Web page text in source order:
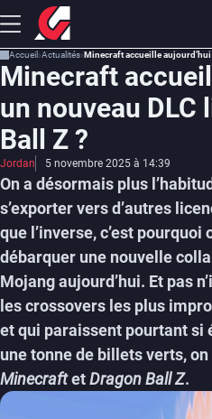
Accueil Actualités Minecraft accueille
Minecraft
un nouveau DLC
Ball Z ?
Jordan 5 novembre 2025 à 14:39
On a désormais plus
s’exporter vers d’autres
que l’inverse, c’est
débarquer une nouvelle
Mojang aujourd’hui. Et pas
les crossovers les plus
et qui paraissent pourtant si
une tonne de billets verts,
MinecraftetDragon Ball Z.